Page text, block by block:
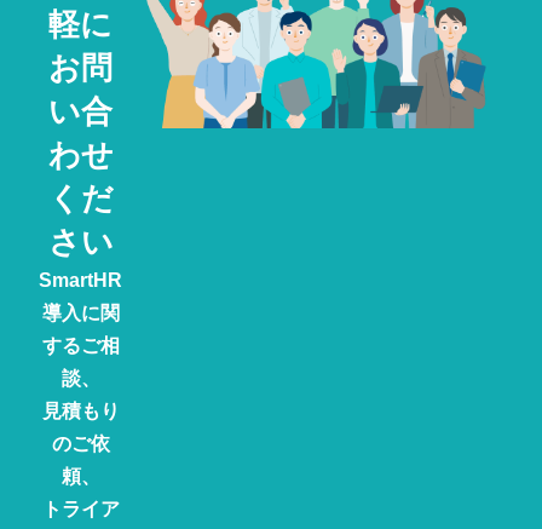
軽に
お問
い合
わせ
くだ
さい
SmartHR
導入に関
するご相
談、
見積もり
のご依
頼、
トライア